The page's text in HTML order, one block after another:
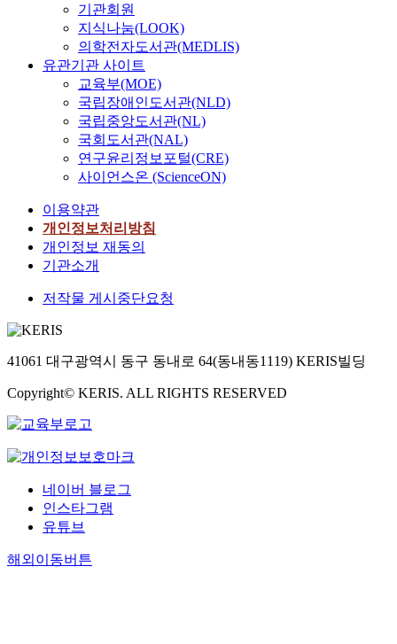
기관회원
지식나눔(LOOK)
의학전자도서관(MEDLIS)
유관기관 사이트
교육부(MOE)
국립장애인도서관(NLD)
국립중앙도서관(NL)
국회도서관(NAL)
연구윤리정보포털(CRE)
사이언스온 (ScienceON)
이용약관
개인정보처리방침
개인정보 재동의
기관소개
저작물 게시중단요청
41061 대구광역시 동구 동내로 64(동내동1119) KERIS빌딩
Copyright© KERIS. ALL RIGHTS RESERVED
네이버 블로그
인스타그램
유튜브
해외이동버튼